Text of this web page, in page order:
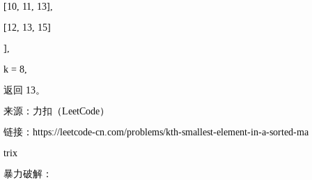
[10, 11, 13],
[12, 13, 15]
],
k = 8,
返回 13。
来源：力扣（LeetCode）
链接：https://leetcode-cn.com/problems/kth-smallest-element-in-a-sorted-ma
trix
暴力破解：